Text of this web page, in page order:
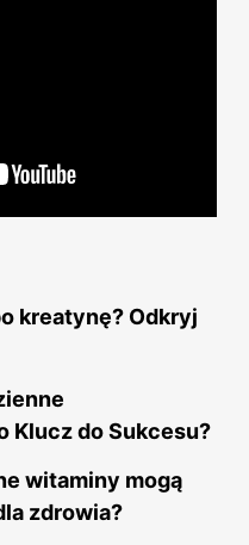
kreatynę? Odkryj
Klucz do Sukcesu?
witaminy mogą
zdrowia?